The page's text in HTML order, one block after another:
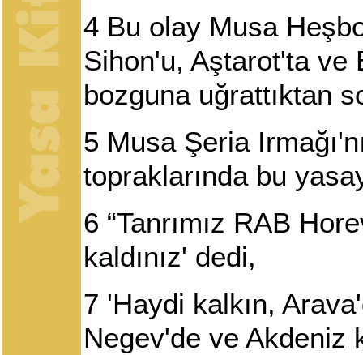
4 Bu olay Musa
Sihon'u, Aştarot'ta ve
bozguna uğrattıktan
5 Musa Şeria
topraklarında bu
6 “Tanrımız RAB
kaldınız' dedi,
7 'Haydi kalkın,
Negev'de ve Akdeniz